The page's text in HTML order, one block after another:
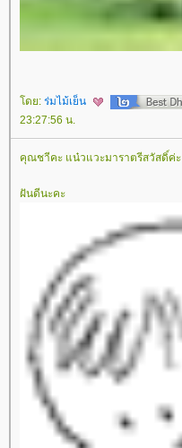
ดย: ร่มไม้เย็น
23:27:56 น.
คุณชาีคะ แน๋วแวะมาราตรีสวัสดิ์ค่ะ
ฝันดีนะคะ